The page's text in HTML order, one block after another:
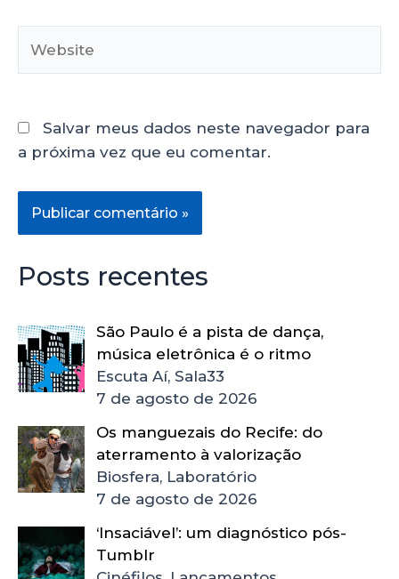
Salvar meus dados neste navegador para
a próxima vez que eu comentar.
Posts recentes
São Paulo é a pista de dança,
música eletrônica é o ritmo
Escuta Aí, Sala33
7 de agosto de 2026
Os manguezais do Recife: do
aterramento à valorização
Biosfera, Laboratório
7 de agosto de 2026
‘Insaciável’: um diagnóstico pós-
Tumblr